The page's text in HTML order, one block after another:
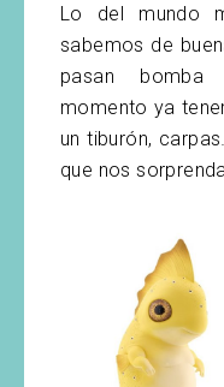
Lo del mundo
sabemos de
pasan bomba
momento ya
un tiburón,
que nos